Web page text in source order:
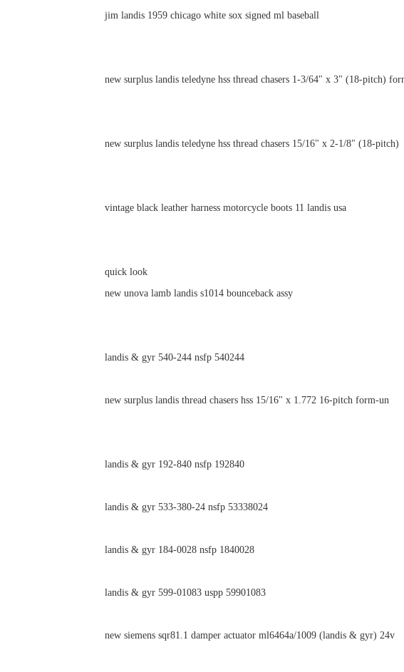
jim landis 1959 chicago white sox signed ml baseball
new surplus landis teledyne hss thread chasers 1-3/64" x 3" (18-pitch)
new surplus landis teledyne hss thread chasers 15/16" x 2-1/8" (18-pitch)
vintage black leather harness motorcycle boots 11 landis usa
quick look
new unova lamb landis s1014 bounceback assy
landis & gyr 540-244 nsfp 540244
new surplus landis thread chasers hss 15/16" x 1.772 16-pitch form-un
landis & gyr 192-840 nsfp 192840
landis & gyr 533-380-24 nsfp 53338024
landis & gyr 184-0028 nsfp 1840028
landis & gyr 599-01083 uspp 59901083
new siemens sqr81.1 damper actuator ml6464a/1009 (landis & gyr) 24v